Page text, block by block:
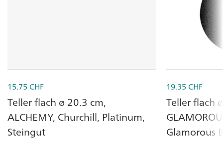
15.75 CHF
Teller flach ø 20.3 cm,
ALCHEMY, Churchill, Platinum,
Steingut
19.35 CHF
Teller flach
Glamorous